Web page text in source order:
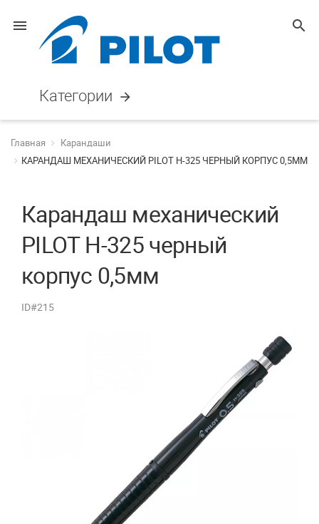
menu search
Категории arrow_forward
Главная
Карандаши
КАРАНДАШ МЕХАНИЧЕСКИЙ PILOT H-325 ЧЕРНЫЙ КОРПУС 0,5ММ
Карандаш механический
PILOT H-325 черный
корпус 0,5мм
ID#215